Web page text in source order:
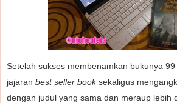
Setelah sukses membenamkan bukunya
jajaran best seller booksekaligus
dengan judul yang sama dan meraup lebih